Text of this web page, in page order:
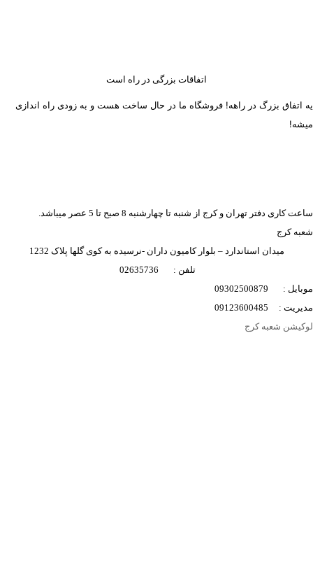
اتفاقات بزرگی در راه است
یه اتفاق بزرگ در راهه! فروشگاه ما در حال ساخت هست و به زودی راه اندازی
میشه!
ساعت کاری دفتر تهران و کرج از شنبه تا چهارشنبه 8 صبح تا 5 عصر میباشد.
شعبه کرج
میدان استاندارد – بلوار کامیون داران -نرسیده به کوی گلها پلاک 1232
تلفن : 02635736
موبایل : 09302500879
مدیریت : 09123600485
لوکیشن شعبه کرج